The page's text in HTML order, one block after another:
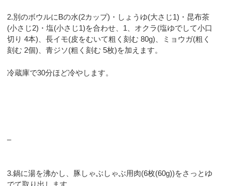
2.別のボウルにBの水(2カップ)・しょうゆ(大さじ1)・昆布茶
(小さじ2)・塩(小さじ1)を合わせ、1、オクラ(塩ゆでして小口
切り 4本)、長イモ(皮をむいて粗く刻む 80g)、ミョウガ(粗く
刻む 2個)、青ジソ(粗く刻む 5枚)を加えます。
冷蔵庫で30分ほど冷やします。
–
3.鍋に湯を沸かし、豚しゃぶしゃぶ用肉(6枚(60g))をさっとゆ
でて取り出します。